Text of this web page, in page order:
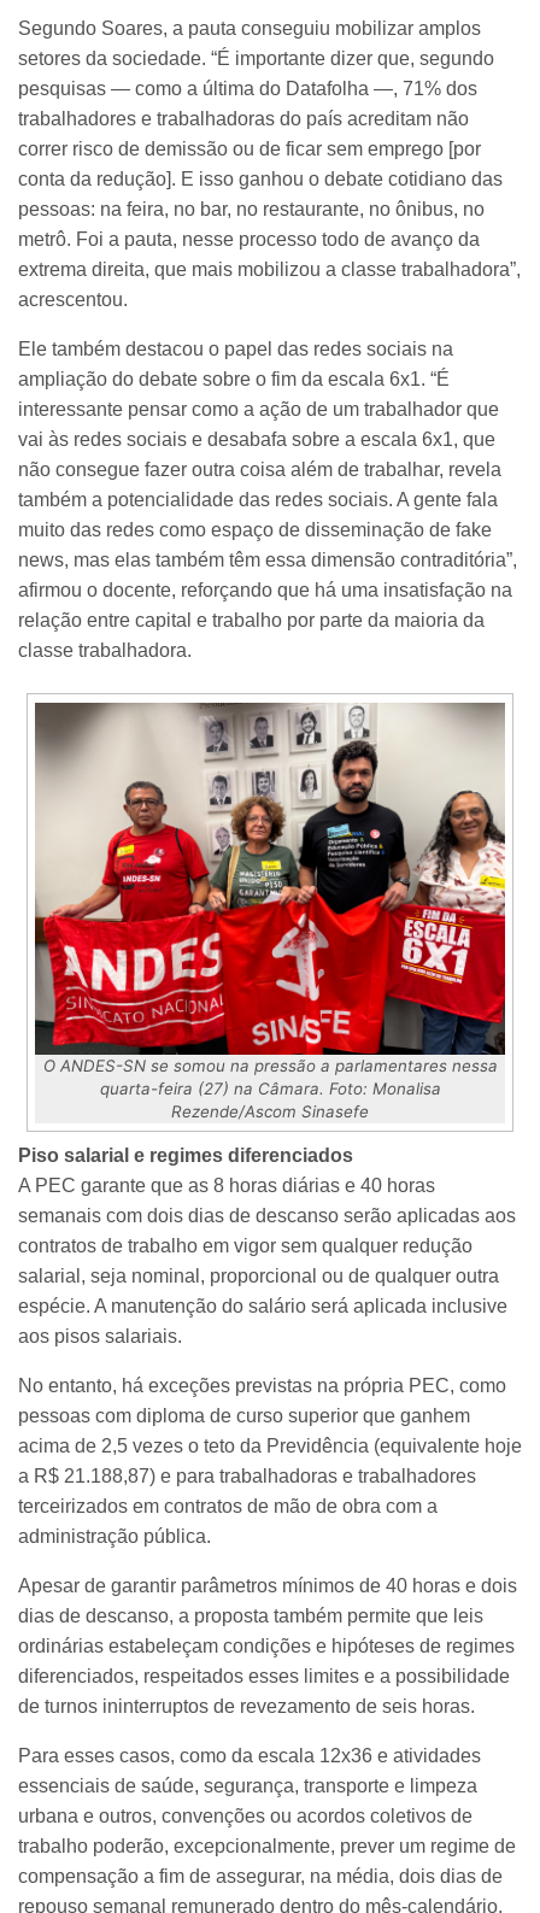
Segundo Soares, a pauta conseguiu mobilizar amplos
setores da sociedade. “É importante dizer que, segundo
pesquisas — como a última do Datafolha —, 71% dos
trabalhadores e trabalhadoras do país acreditam não
correr risco de demissão ou de ficar sem emprego [por
conta da redução]. E isso ganhou o debate cotidiano das
pessoas: na feira, no bar, no restaurante, no ônibus, no
metrô. Foi a pauta, nesse processo todo de avanço da
extrema direita, que mais mobilizou a classe trabalhadora”,
acrescentou.
Ele também destacou o papel das redes sociais na
ampliação do debate sobre o fim da escala 6x1. “É
interessante pensar como a ação de um trabalhador que
vai às redes sociais e desabafa sobre a escala 6x1, que
não consegue fazer outra coisa além de trabalhar, revela
também a potencialidade das redes sociais. A gente fala
muito das redes como espaço de disseminação de fake
news, mas elas também têm essa dimensão contraditória”,
afirmou o docente, reforçando que há uma insatisfação na
relação entre capital e trabalho por parte da maioria da
classe trabalhadora.
O ANDES-SN se somou na pressão a parlamentares nessa
quarta-feira (27) na Câmara. Foto: Monalisa
Rezende/Ascom Sinasefe
Piso salarial e regimes diferenciados
A PEC garante que as 8 horas diárias e 40 horas
semanais com dois dias de descanso serão aplicadas aos
contratos de trabalho em vigor sem qualquer redução
salarial, seja nominal, proporcional ou de qualquer outra
espécie. A manutenção do salário será aplicada inclusive
aos pisos salariais.
No entanto, há exceções previstas na própria PEC, como
pessoas com diploma de curso superior que ganhem
acima de 2,5 vezes o teto da Previdência (equivalente hoje
a R$ 21.188,87) e para trabalhadoras e trabalhadores
terceirizados em contratos de mão de obra com a
administração pública.
Apesar de garantir parâmetros mínimos de 40 horas e dois
dias de descanso, a proposta também permite que leis
ordinárias estabeleçam condições e hipóteses de regimes
diferenciados, respeitados esses limites e a possibilidade
de turnos ininterruptos de revezamento de seis horas.
Para esses casos, como da escala 12x36 e atividades
essenciais de saúde, segurança, transporte e limpeza
urbana e outros, convenções ou acordos coletivos de
trabalho poderão, excepcionalmente, prever um regime de
compensação a fim de assegurar, na média, dois dias de
repouso semanal remunerado dentro do mês-calendário.